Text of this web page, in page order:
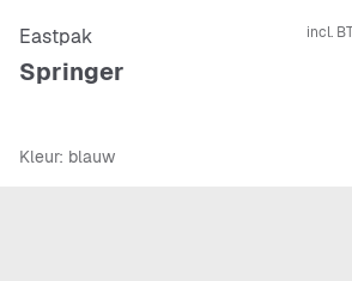
Eastpak
Springer
incl.
Kleur: blauw